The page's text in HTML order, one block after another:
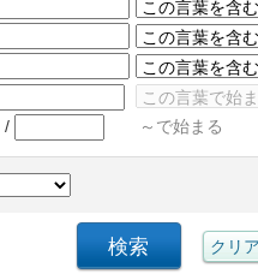
/ ～で始まる